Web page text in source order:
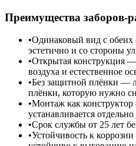
Преимущества заборов-
Одинаковый вид с обеих
эстетично и со стороны
Открытая конструкция
воздуха и естественное
Без защитной плёнки —
плёнки, которую нужно
Монтаж как
устанавливается
Срок службы от 25 лет
Устойчивость к